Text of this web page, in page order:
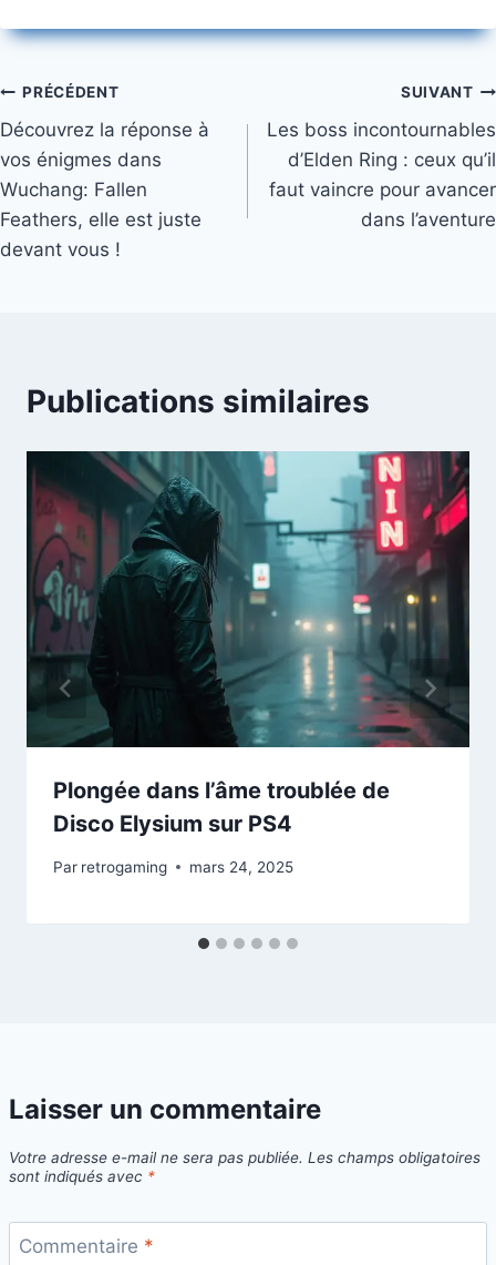
Navigation
de
l’article
PRÉCÉDENT
Découvrez la réponse à
vos énigmes dans
Wuchang: Fallen
Feathers, elle est juste
devant vous !
SUIVANT
Les boss incontournables
d’Elden Ring : ceux qu’il
faut vaincre pour avancer
dans l’aventure
Publications similaires
Plongée dans l’âme troublée de
Disco Elysium sur PS4
Par retrogaming mars 24, 2025
Laisser un commentaire
Votre adresse e-mail ne sera pas publiée. Les champs obligatoires
sont indiqués avec *
Commentaire *